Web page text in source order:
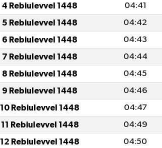
4 Rebiulevvel 1448 04:41
5 Rebiulevvel 1448 04:42
6 Rebiulevvel 1448 04:43
7 Rebiulevvel 1448 04:44
8 Rebiulevvel 1448 04:45
9 Rebiulevvel 1448 04:46
10 Rebiulevvel 1448 04:47
11 Rebiulevvel 1448 04:49
12 Rebiulevvel 1448 04:50